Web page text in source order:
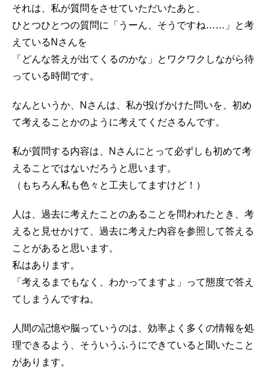
それは、私が質問をさせていただいたあと、
ひとつひとつの質問に「うーん、そうですね……」と考
えているNさんを
「どんな答えが出てくるのかな」とワクワクしながら待
っている時間です。
なんというか、Nさんは、私が投げかけた問いを、初め
て考えることかのように考えてくださるんです。
私が質問する内容は、Nさんにとって必ずしも初めて考
えることではないだろうと思います。
（もちろん私も色々と工夫してますけど！）
人は、過去に考えたことのあることを問われたとき、考
えると見せかけて、過去に考えた内容を参照して答える
ことがあると思います。
私はあります。
「考えるまでもなく、わかってますよ」って態度で答え
てしまうんですね。
人間の記憶や脳っていうのは、効率よく多くの情報を処
理できるよう、そういうふうにできていると聞いたこと
があります。